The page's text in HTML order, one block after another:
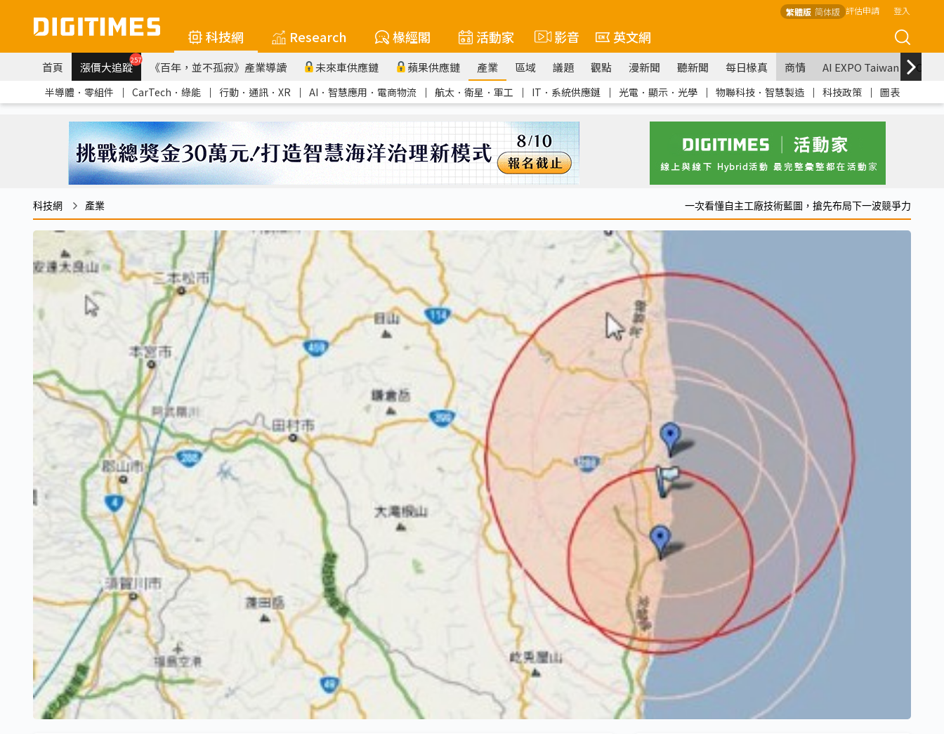
繁體版 简体版 評估申請 登入
科技網 Research 椽經閣 活動家 影音 英文網
首頁 漲價大追蹤257 《百年，並不孤寂》產業導讀 未來車供應鏈 蘋果供應鏈 產業 區域 議題 觀點 漫新聞 聽新聞 每日椽真 商情 AI EXPO Taiwan
半導體．零組件 ｜ CarTech．綠能 ｜ 行動．通訊．XR ｜ AI．智慧應用．電商物流 ｜ 航太．衛星．軍工 ｜ IT．系統供應鏈 ｜ 光電．顯示．光學 ｜ 物聯科技．智慧製造 ｜ 科技政策 ｜ 圖表
科技網 產業 一次看懂自主工廠技術藍圖，搶先布局下一波競爭力